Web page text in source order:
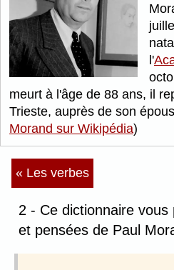
l'
meurt à l'âge de 88 ans, il
Trieste, auprès de son
Morand sur Wikipédia)
« Les verbes
2 - Ce dictionnaire
et pensées de Paul